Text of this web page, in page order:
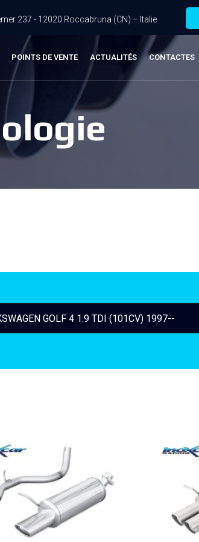
237 - 12020 Roccabruna (CN) – Italie
POINTS DE VENTE ACTUALITÉS CONTACTES